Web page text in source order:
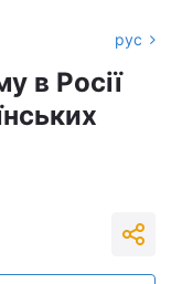
рус
в Росії